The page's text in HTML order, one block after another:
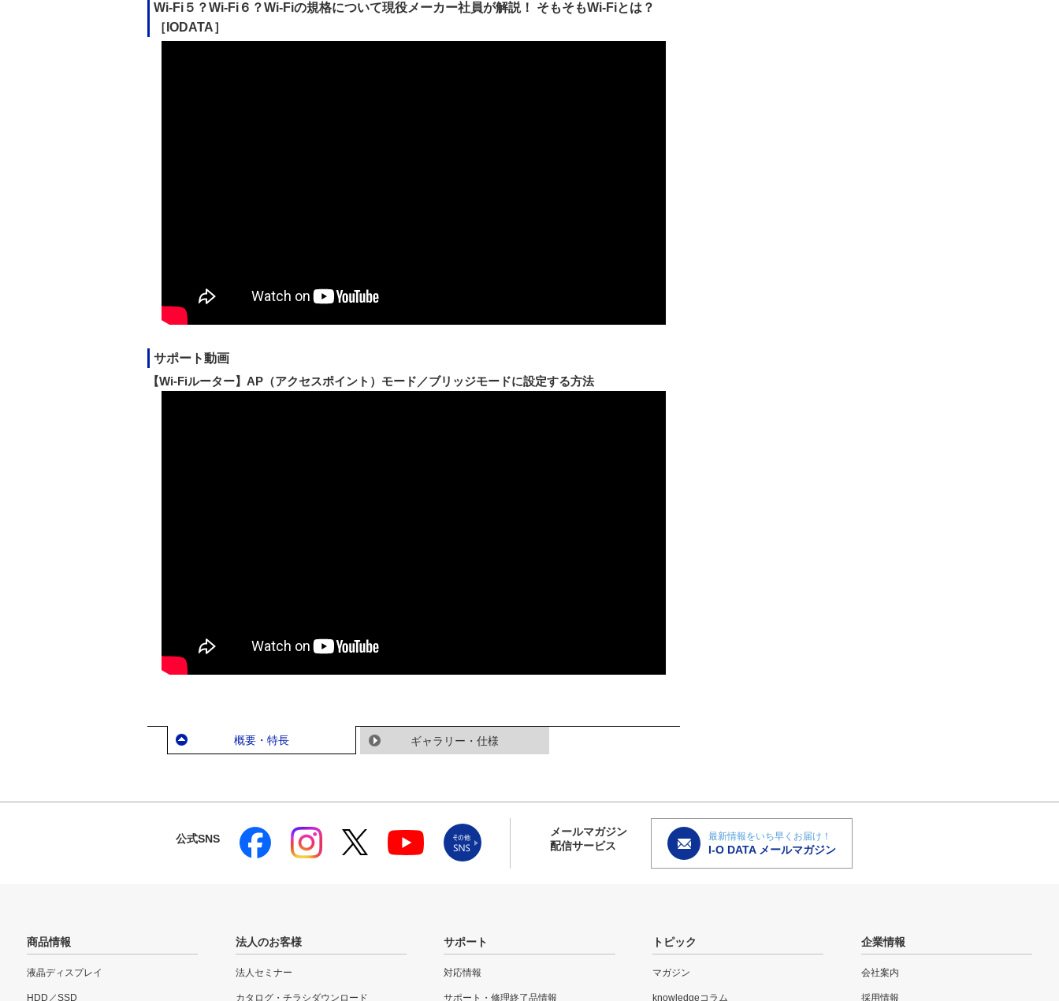
Wi-Fi５？Wi-Fi６？Wi-Fiの規格について現役メーカー社員が解説！ そもそもWi-Fiとは？
［IODATA］
サポート動画
【Wi-Fiルーター】AP（アクセスポイント）モード／ブリッジモードに設定する方法
概要・特長 ギャラリー・仕様
公式SNS
メールマガジン
配信サービス
最新情報をいち早くお届け！
I-O DATA メールマガジン
商品情報
液晶ディスプレイ
HDD／SSD
法人のお客様
法人セミナー
カタログ・チラシダウンロード
サポート
対応情報
サポート・修理終了品情報
トピック
マガジン
knowledgeコラム
企業情報
会社案内
採用情報